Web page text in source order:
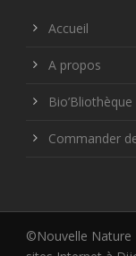
Accueil
A propos
Bio’Bliothèque
Commander
©Nouvelle Nature